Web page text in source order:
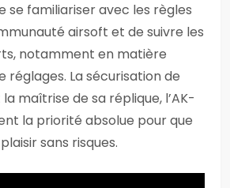
se familiariser avec les règles
airsoft et de suivre les
notamment en matière
réglages. La sécurisation de
maîtrise de sa réplique, l’AK-
la priorité absolue pour que
sans risques.